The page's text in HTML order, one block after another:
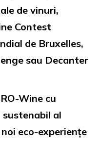
de vinuri,
Contest
de Bruxelles,
sau Decanter
Wine cu
sustenabil al
eco-experiențe